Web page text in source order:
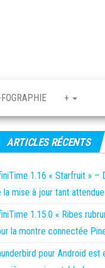
+
ARTICLES RÉCENTS
1.16 « Starfruit » –
la mise à jour tant
1.15.0 « Ribes
la montre connectée
pour Android est